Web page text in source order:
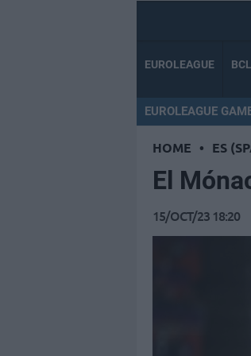
EUROLEAGUE BCL
EUROLEAGUE
HOME • ES
El
15/OCT/23 18:20